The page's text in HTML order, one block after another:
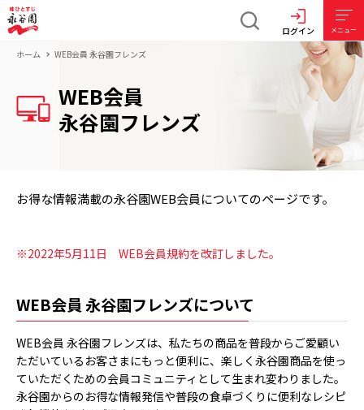
ログイン メニュー
ホーム WEB会員 永谷園フレンズ
WEB会員
永谷園フレンズ
お得な情報満載の永谷園WEB会員についてのページです。
※2022年5月11日 WEB会員規約を改訂しました。
WEB会員 永谷園フレンズについて
WEB会員 永谷園フレンズは、私たちの商品を普段からご愛顧い
ただいているお客さまにもっと便利に、楽しく永谷園商品を使っ
ていただくための会員コミュニティとして生まれ変わりました。
永谷園からのお得な情報発信や普段の食卓づくりに便利なレシピ